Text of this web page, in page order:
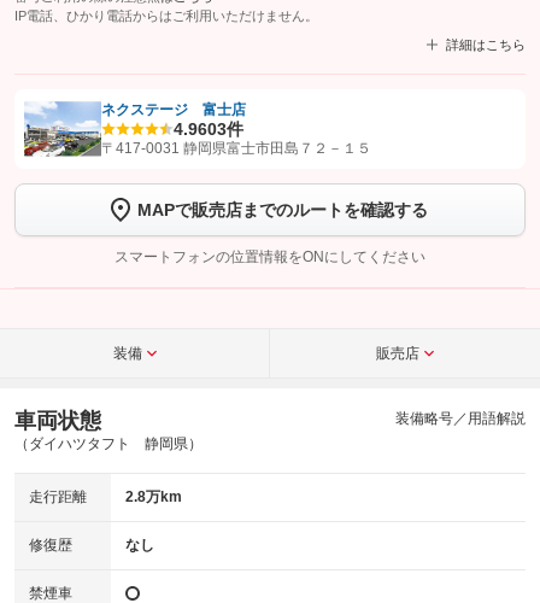
IP電話、ひかり電話からはご利用いただけません。
詳細はこちら
【STEP1】認証画面でグーネットを友だち追加してから「許可する」ボタンを押
トーク画面で
ボタンをタップして問い合わせを
完了してください。
こちら
ネクステージ 富士店
4.9603件
〒417-0031 静岡県富士市田島７２－１５
MAPで販売店までのルートを確認する
スマートフォンの位置情報をONにしてください
装備 販売店
車両状態
（ダイハツタフト 静岡県）
装備略号／用語解説
走行距離 2.8万km
修復歴 なし
禁煙車